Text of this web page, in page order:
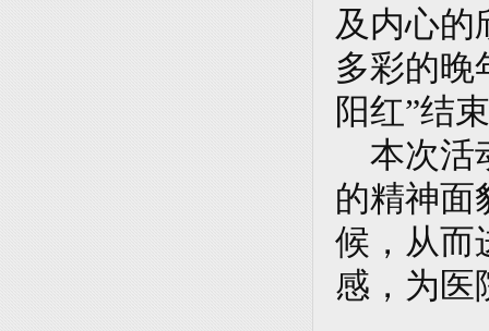
及内心的
多彩的晚
阳红”结
本次活
的精神面
候，从而
感，为医